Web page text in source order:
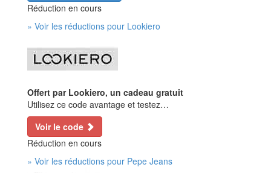
Réduction en cours
» Voir les réductions pour Lookiero
Offert par Lookiero, un cadeau gratuit
Utilisez ce code avantage et testez…
Voir le code
Réduction en cours
» Voir les réductions pour Pepe Jeans